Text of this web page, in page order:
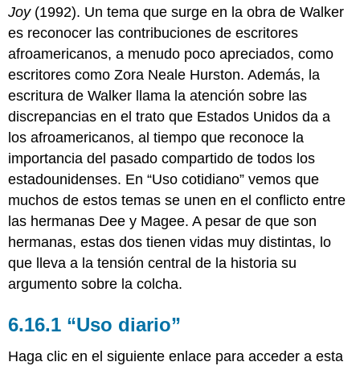
Joy(1992). Un tema que surge en la obra de Walker
es reconocer las contribuciones de escritores
afroamericanos, a menudo poco apreciados, como
escritores como Zora Neale Hurston. Además, la
escritura de Walker llama la atención sobre las
discrepancias en el trato que Estados Unidos da a
los afroamericanos, al tiempo que reconoce la
importancia del pasado compartido de todos los
estadounidenses. En “Uso cotidiano” vemos que
muchos de estos temas se unen en el conflicto entre
las hermanas Dee y Magee. A pesar de que son
hermanas, estas dos tienen vidas muy distintas, lo
que lleva a la tensión central de la historia su
argumento sobre la colcha.
6.16.1 “Uso diario”
Haga clic en el siguiente enlace para acceder a esta